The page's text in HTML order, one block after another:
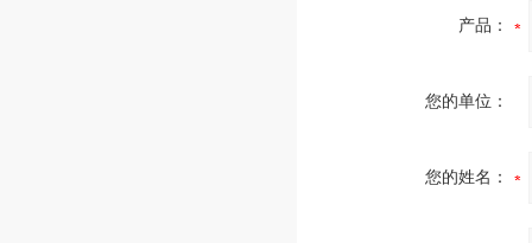
产品：
您的单位：
您的姓名：